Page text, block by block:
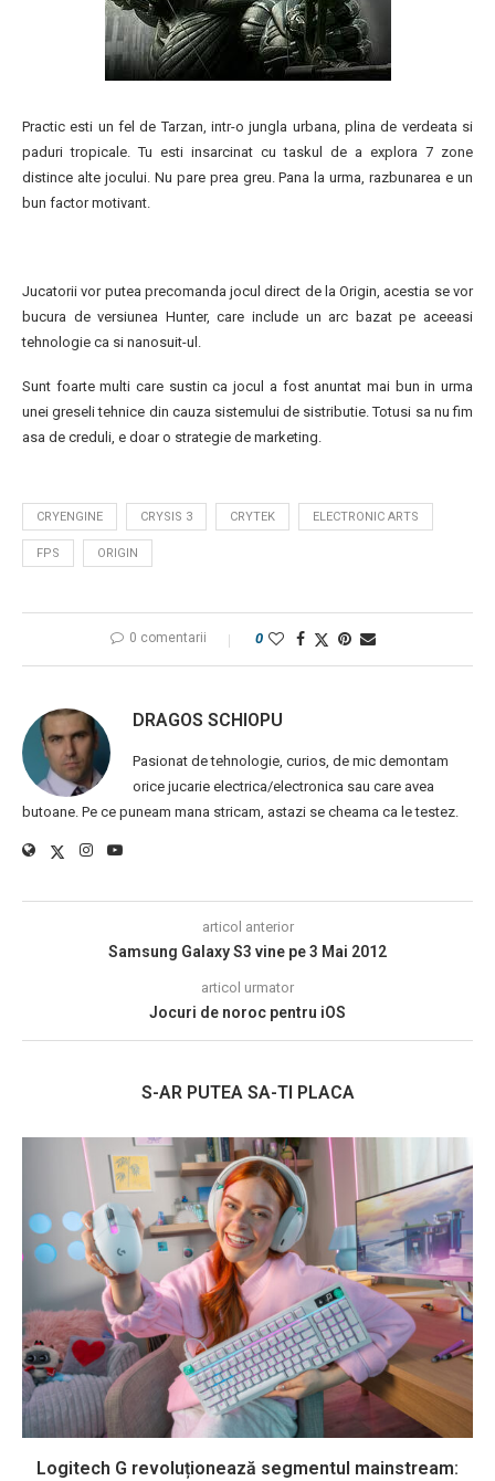
Practic esti un fel de Tarzan, intr-o jungla urbana, plina de verdeata si
paduri tropicale. Tu esti insarcinat cu taskul de a explora 7 zone
distince alte jocului. Nu pare prea greu. Pana la urma, razbunarea e un
bun factor motivant.
Jucatorii vor putea precomanda jocul direct de la Origin, acestia se vor
bucura de versiunea Hunter, care include un arc bazat pe aceeasi
tehnologie ca si nanosuit-ul.
Sunt foarte multi care sustin ca jocul a fost anuntat mai bun in urma
unei greseli tehnice din cauza sistemului de sistributie. Totusi sa nu fim
asa de creduli, e doar o strategie de marketing.
CRYENGINE CRYSIS 3 CRYTEK ELECTRONIC ARTS
FPS ORIGIN
0 comentarii 0
DRAGOS SCHIOPU
Pasionat de tehnologie, curios, de mic demontam
orice jucarie electrica/electronica sau care avea
butoane. Pe ce puneam mana stricam, astazi se cheama ca le testez.
articol anterior
Samsung Galaxy S3 vine pe 3 Mai 2012
articol urmator
Jocuri de noroc pentru iOS
S-AR PUTEA SA-TI PLACA
Logitech G revoluționează segmentul mainstream: